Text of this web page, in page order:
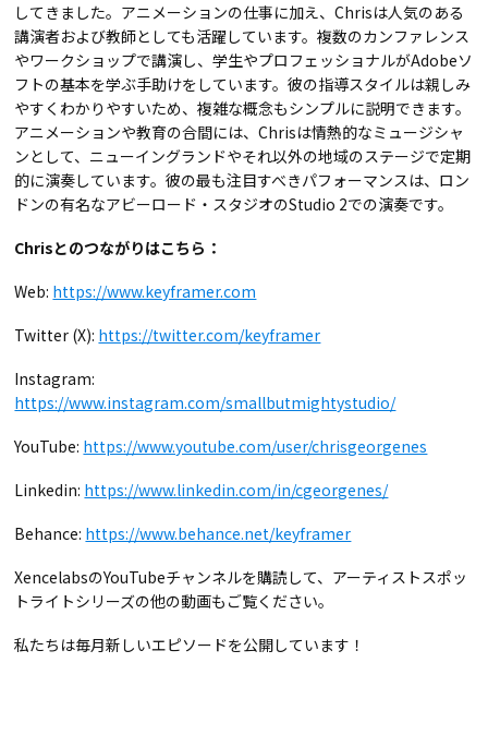
してきました。アニメーションの仕事に加え、Chrisは人気のある
講演者および教師としても活躍しています。複数のカンファレンス
やワークショップで講演し、学生やプロフェッショナルがAdobeソ
フトの基本を学ぶ手助けをしています。彼の指導スタイルは親しみ
やすくわかりやすいため、複雑な概念もシンプルに説明できます。
アニメーションや教育の合間には、Chrisは情熱的なミュージシャ
ンとして、ニューイングランドやそれ以外の地域のステージで定期
的に演奏しています。彼の最も注目すべきパフォーマンスは、ロン
ドンの有名なアビーロード・スタジオのStudio 2での演奏です。
Chrisとのつながりはこちら：
Web: https://www.keyframer.com
Twitter (X): https://twitter.com/keyframer
Instagram:
https://www.instagram.com/smallbutmightystudio/
YouTube: https://www.youtube.com/user/chrisgeorgenes
Linkedin: https://www.linkedin.com/in/cgeorgenes/
Behance: https://www.behance.net/keyframer
XencelabsのYouTubeチャンネルを購読して、アーティストスポッ
トライトシリーズの他の動画もご覧ください。
私たちは毎月新しいエピソードを公開しています！